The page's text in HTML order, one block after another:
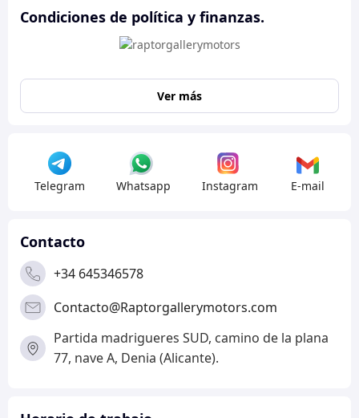
Condiciones de política y finanzas.
Ver más
Telegram Whatsapp Instagram E-mail
Contacto
+34 645346578
Contacto@Raptorgallerymotors.com
Partida madrigueres SUD, camino de la plana
77, nave A, Denia (Alicante).